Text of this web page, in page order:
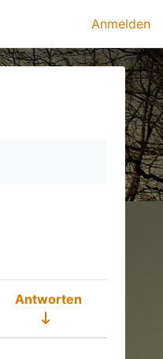
Anmelden
Antworten
Aktionen